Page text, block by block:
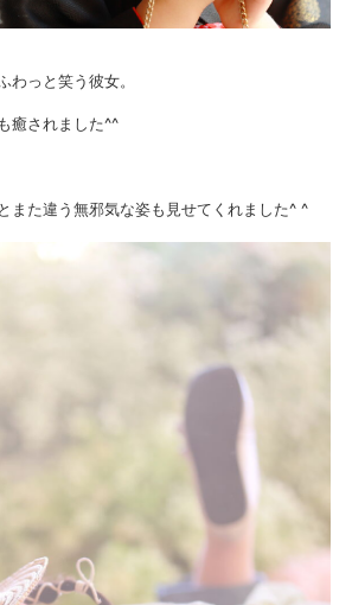
わっと笑う彼女。
癒されました^^
また違う無邪気な姿も見せてくれました^ ^